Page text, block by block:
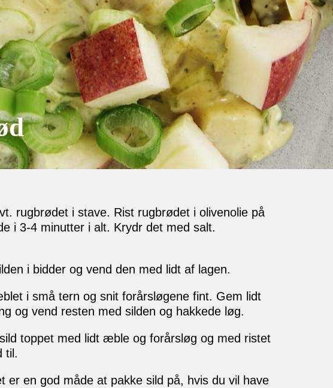
rugbrødet i stave. Rist rugbrødet i olivenolie på
i 3-4 minutter i alt. Krydr det med salt.
i bidder og vend den med lidt af lagen.
i små tern og snit forårsløgene fint. Gem lidt
og vend resten med silden og hakkede løg.
toppet med lidt æble og forårsløg og med ristet
til.
er en god måde at pakke sild på, hvis du vil have